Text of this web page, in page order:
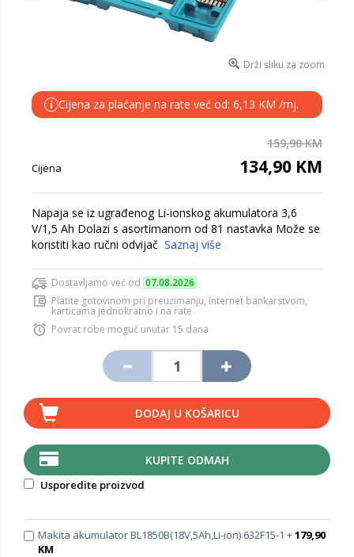
Drži sliku za zoom
i Cijena za plaćanje na rate već od: 6,13 KM /mj.
159,90 KM
Cijena 134,90 KM
Napaja se iz ugrađenog Li-ionskog akumulatora 3,6
V/1,5 Ah Dolazi s asortimanom od 81 nastavka Može se
koristiti kao ručni odvijač Saznaj više
Dostavljamo već od 07.08.2026
Platite gotovinom pri preuzimanju, Internet bankarstvom,
karticama jednokratno i na rate
Povrat robe moguć unutar 15 dana
DODAJ U KOŠARICU
KUPITE ODMAH
Usporedite proizvod
Makita akumulator BL1850B(18V,5Ah,Li-ion) 632F15-1 +179,90
KM